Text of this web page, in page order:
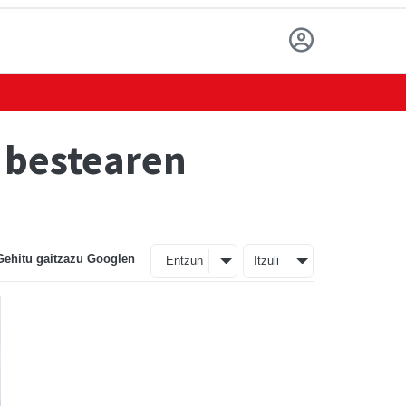
gaitzazu Googlen Entzun Itzuli